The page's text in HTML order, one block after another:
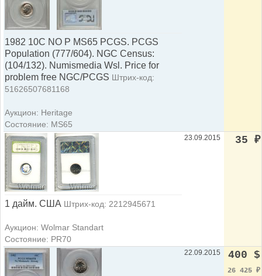
1982 10C NO P MS65 PCGS. PCGS
Population (777/604). NGC Census:
(104/132). Numismedia Wsl. Price for
problem free NGC/PCGS Штрих-код:
51626507681168
Аукцион: Heritage
Состояние: MS65
1 дайм. США Штрих-код: 2212945671
Аукцион: Wolmar Standart
Состояние: PR70
23.09.2015 35 ₽
22.09.2015 400 $
26 425 ₽